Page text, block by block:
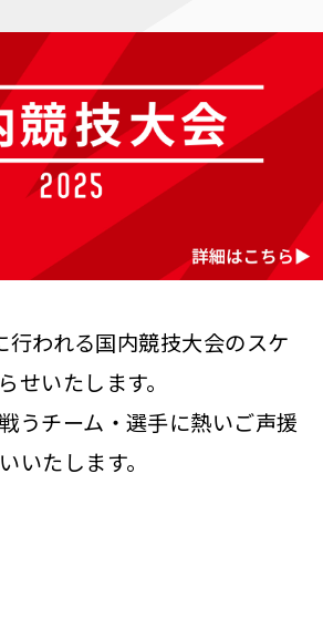
われる国内競技大会のスケ
せいたします。
うチーム・選手に熱いご声援
いたします。